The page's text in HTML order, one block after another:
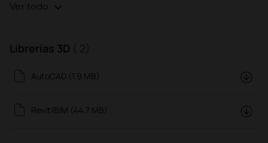
Ver todo
Librerías 3D ( 2)
AutoCAD (1.9 MB)
Revit/BIM (44.7 MB)